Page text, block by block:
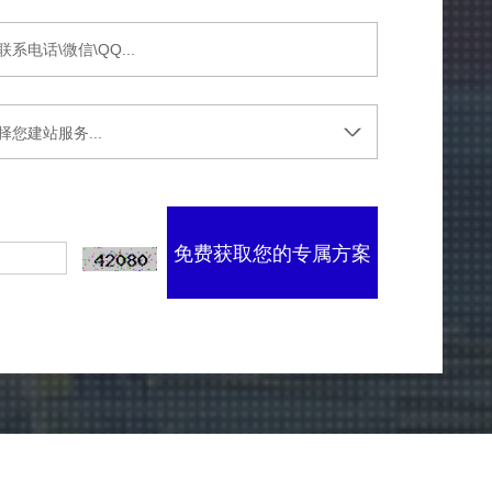
免费获取您的专属方案